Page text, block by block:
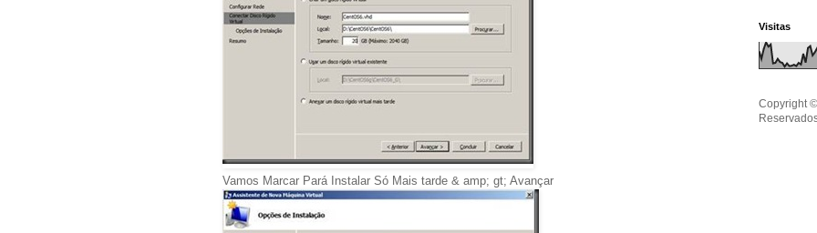
Vamos Marcar Pará Instalar Só Mais tarde & amp; gt; Avançar
Visitas
Copyright